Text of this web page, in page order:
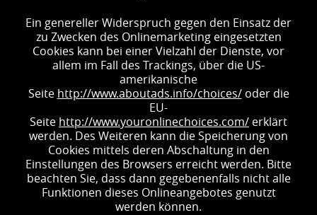
Ein genereller Widerspruch gegen den Einsatz der
zu Zwecken des Onlinemarketing eingesetzten
Cookies kann bei einer Vielzahl der Dienste, vor
allem im Fall des Trackings, über die US-
amerikanische
Seite http://www.aboutads.info/choices/oder die
EU-
Seite http://www.youronlinechoices.com/ erklärt
werden. Des Weiteren kann die Speicherung von
Cookies mittels deren Abschaltung in den
Einstellungen des Browsers erreicht werden. Bitte
beachten Sie, dass dann gegebenenfalls nicht alle
Funktionen dieses Onlineangebotes genutzt
werden können.